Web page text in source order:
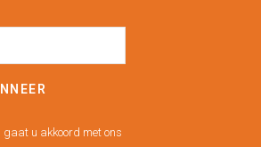
gaat u akkoord met ons